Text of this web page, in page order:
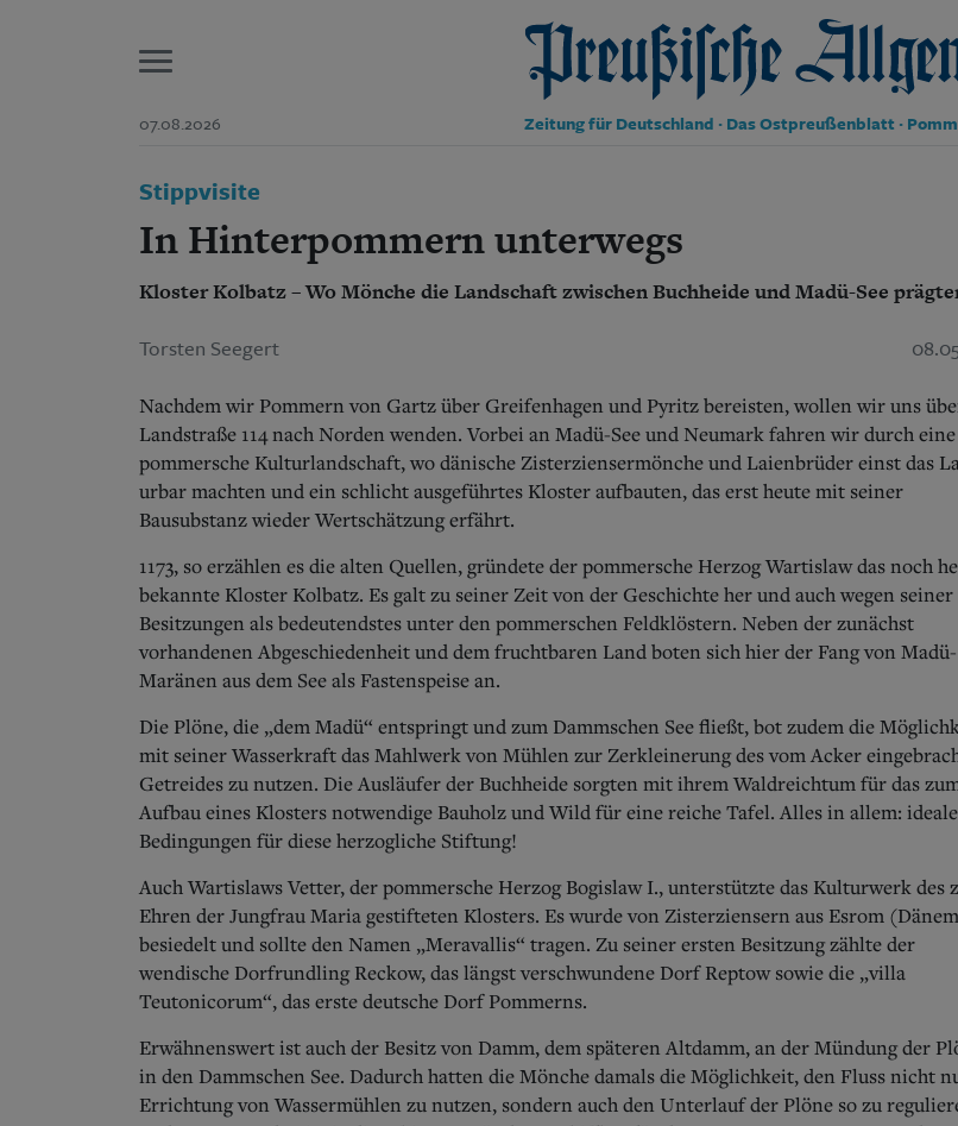
07.08.2026 Preußische Allgemeine Zeitung
Zeitung für Deutschland · Das Ostpreußenblatt ·
Start
Wer wir sind
Aktuelle Ausgabe
Abonnenten-Login
Abonnent werden
Archiv
Mediadaten
Gesellschaft
Pommern
Berlin-Brandenburg
Schlesien
Danzig und Westpreußen
Bücher
Suchen und finden
Stippvisite
In Hinterpommern unterwegs
Kloster Kolbatz – Wo Mönche die Landschaft zwischen Buchheide und Madü-See
Torsten Seegert
Nachdem wir Pommern von Gartz über Greifenhagen und Pyritz bereisten, wollen wir uns
Landstraße 114 nach Norden wenden. Vorbei an Madü-See und Neumark fahren wir durch
pommersche Kulturlandschaft, wo dänische Zisterziensermönche und Laienbrüder einst das
urbar machten und ein schlicht ausgeführtes Kloster aufbauten, das erst heute mit seiner
Bausubstanz wieder Wertschätzung erfährt.
1173, so erzählen es die alten Quellen, gründete der pommersche Herzog Wartislaw das noch
bekannte Kloster Kolbatz. Es galt zu seiner Zeit von der Geschichte her und auch wegen seiner
Besitzungen als bedeutendstes unter den pommerschen Feldklöstern. Neben der zunächst
vorhandenen Abgeschiedenheit und dem fruchtbaren Land boten sich hier der Fang von Madü-
Maränen aus dem See als Fastenspeise an.
Die Plöne, die „dem Madü“ entspringt und zum Dammschen See fließt, bot zudem die
mit seiner Wasserkraft das Mahlwerk von Mühlen zur Zerkleinerung des vom Acker
Getreides zu nutzen. Die Ausläufer der Buchheide sorgten mit ihrem Waldreichtum für das
Aufbau eines Klosters notwendige Bauholz und Wild für eine reiche Tafel. Alles in allem: ideale
Bedingungen für diese herzogliche Stiftung!
Auch Wartislaws Vetter, der pommersche Herzog Bogislaw I., unterstützte das Kulturwerk des
Ehren der Jungfrau Maria gestifteten Klosters. Es wurde von Zisterziensern aus Esrom
besiedelt und sollte den Namen „Meravallis“ tragen. Zu seiner ersten Besitzung zählte der
wendische Dorfrundling Reckow, das längst verschwundene Dorf Reptow sowie die „villa
Teutonicorum“, das erste deutsche Dorf Pommerns.
Erwähnenswert ist auch der Besitz von Damm, dem späteren Altdamm, an der Mündung der
in den Dammschen See. Dadurch hatten die Mönche damals die Möglichkeit, den Fluss nicht
Errichtung von Wassermühlen zu nutzen, sondern auch den Unterlauf der Plöne so zu